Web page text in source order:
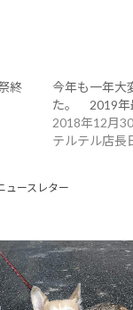
終
今年も一年大
た。 2019年
2018年12月
テルテル店長
ュースレター